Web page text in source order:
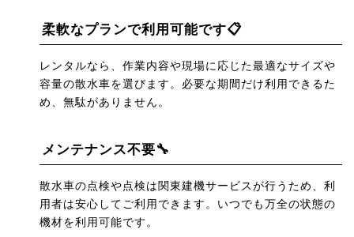
柔軟なプランで利用可能です📋
レンタルなら、作業内容や現場に応じた最適なサイズや
容量の散水車を選びます。必要な期間だけ利用できるた
め、無駄がありません。
メンテナンス不要🔧
散水車の点検や点検は関東建機サービスが行うため、利
用者は安心してご利用できます。いつでも万全の状態の
機材を利用可能です。